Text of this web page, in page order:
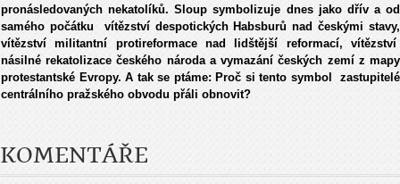
pronásledovaných nekatolíků. Sloup symbolizuje dnes jako dřív a od
samého počátku vítězství despotických Habsburů nad českými stavy,
vítězství militantní protireformace nad lidštější reformací, vítězství
násilné rekatolizace českého národa a vymazání českých zemí z mapy
protestantské Evropy. A tak se ptáme: Proč si tento symbol zastupitelé
centrálního pražského obvodu přáli obnovit?
KOMENTÁŘE